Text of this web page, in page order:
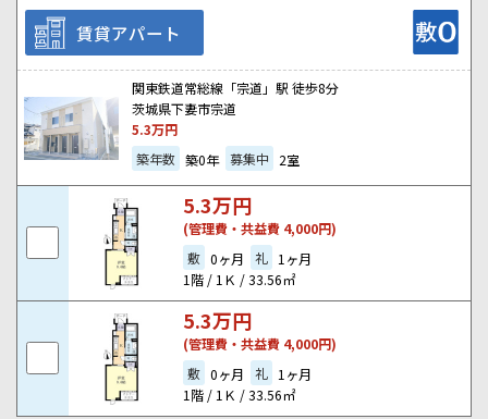
賃貸アパート
関東鉄道常総線「宗道」駅 徒歩8分
茨城県下妻市宗道
5.3万円
築年数 築0年 募集中 2室
5.3万円
(管理費・共益費 4,000円)
敷 0ヶ月 礼 1ヶ月
1階 / 1Ｋ / 33.56㎡
5.3万円
(管理費・共益費 4,000円)
敷 0ヶ月 礼 1ヶ月
1階 / 1Ｋ / 33.56㎡